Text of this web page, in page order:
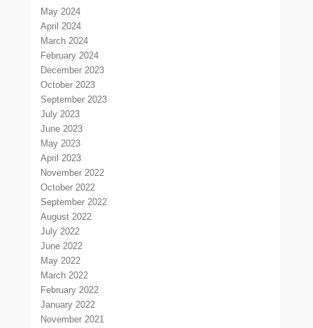
May 2024
April 2024
March 2024
February 2024
December 2023
October 2023
September 2023
July 2023
June 2023
May 2023
April 2023
November 2022
October 2022
September 2022
August 2022
July 2022
June 2022
May 2022
March 2022
February 2022
January 2022
November 2021